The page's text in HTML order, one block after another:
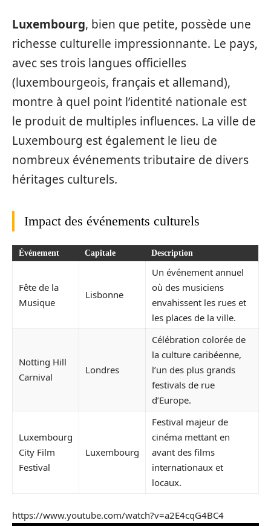
Luxembourg, bien que petite, possède une
richesse culturelle impressionnante. Le pays,
avec ses trois langues officielles
(luxembourgeois, français et allemand),
montre à quel point l’identité nationale est
le produit de multiples influences. La ville de
Luxembourg est également le lieu de
nombreux événements tributaire de divers
héritages culturels.
Impact des événements culturels
Événement Capitale Description
Fête de la
Musique
Lisbonne
Un événement annuel
où des musiciens
envahissent les rues et
les places de la ville.
Notting Hill
Carnival
Londres
Célébration colorée de
la culture caribéenne,
l’un des plus grands
festivals de rue
d’Europe.
Luxembourg
City Film
Festival
Luxembourg
Festival majeur de
cinéma mettant en
avant des films
internationaux et
locaux.
https://www.youtube.com/watch?v=a2E4cqG4BC4